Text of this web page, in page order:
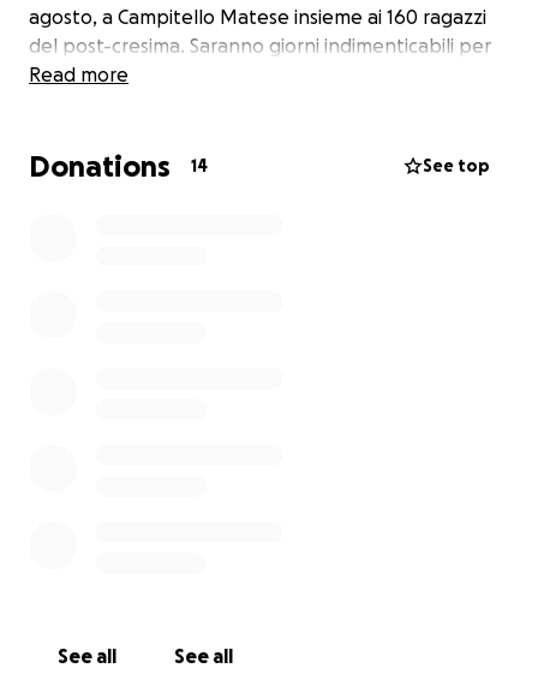
agosto, a Campitello Matese insieme ai 160 ragazzi
del post-cresima. Saranno giorni indimenticabili per
tutti tra catechesi, passeggiate, giochi di squadra,
Read more
Donations 14 See top
See all See all